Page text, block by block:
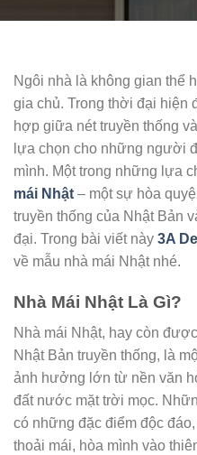
Ngôi nhà là không gian thể
gia chủ. Trong thời đại hiện
hợp giữa nét truyền thống
lựa chọn cho những người
mình. Một trong những lựa
mái Nhật – một sự hòa
truyền thống của Nhật Bản
đại. Trong bài viết này 3A
về mẫu nhà mái Nhật nhé.
Nhà Mái Nhật Là Gì?
Nhà mái Nhật, hay còn
Nhật Bản truyền thống, là
ảnh hưởng lớn từ nền văn
đất nước mặt trời mọc.
có những đặc điểm độc
thoải mái, hòa mình vào